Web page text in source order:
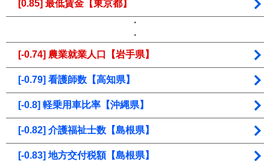
[0.85] 最低賃金【東京都】
・
・
[-0.74] 農業就業人口【岩手県】
[-0.79] 看護師数【高知県】
[-0.8] 軽乗用車比率【沖縄県】
[-0.82] 介護福祉士数【島根県】
[-0.83] 地方交付税額【島根県】